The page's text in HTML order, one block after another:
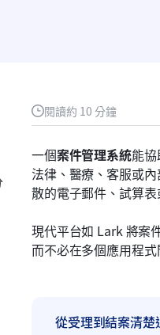
閱讀約 10 分鐘
一個案件管理系統能
法律、醫療、客服或
散的電子郵件、試算
現代平台如 Lark 將案
而不必在多個應用程
從受理到結案清楚